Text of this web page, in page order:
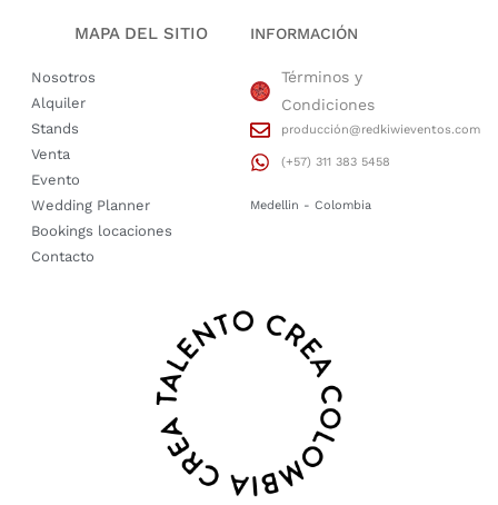
MAPA DEL SITIO
Nosotros
Alquiler
Stands
Venta
Evento
Wedding Planner
Bookings locaciones
Contacto
INFORMACIÓN
Términos y
Condiciones
producción@redkiwieventos.com
(+57) 311 383 5458
Medellin - Colombia